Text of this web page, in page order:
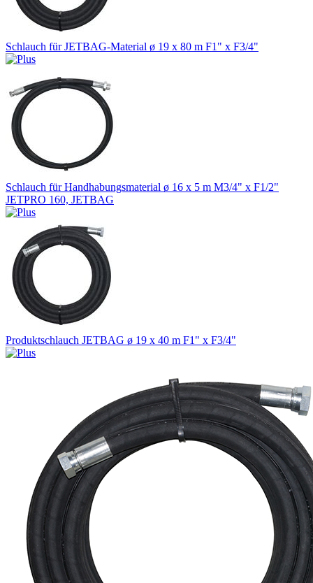
Schlauch für JETBAG-Material ø 19 x 80 m F1" x F3/4"
Schlauch für Handhabungsmaterial ø 16 x 5 m M3/4" x F1/2"
JETPRO 160, JETBAG
Produktschlauch JETBAG ø 19 x 40 m F1" x F3/4"